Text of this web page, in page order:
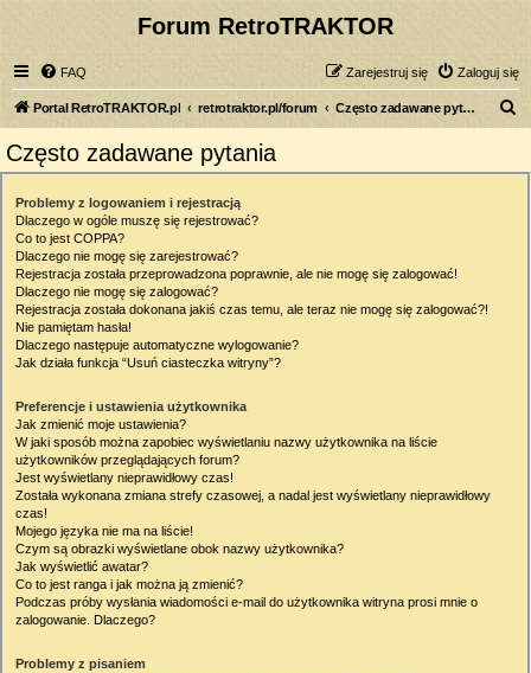
Forum RetroTRAKTOR
FAQ Zaloguj się
Zarejestruj się
Portal RetroTRAKTOR.pl retrotraktor.pl/forum Często zadawane pytania
Często zadawane pytania
Problemy z logowaniem i rejestracją
Dlaczego w ogóle muszę się rejestrować?
Co to jest COPPA?
Dlaczego nie mogę się zarejestrować?
Rejestracja została przeprowadzona poprawnie, ale nie mogę się zalogować!
Dlaczego nie mogę się zalogować?
Rejestracja została dokonana jakiś czas temu, ale teraz nie mogę się zalogować?!
Nie pamiętam hasła!
Dlaczego następuje automatyczne wylogowanie?
Jak działa funkcja “Usuń ciasteczka witryny”?
Preferencje i ustawienia użytkownika
Jak zmienić moje ustawienia?
W jaki sposób można zapobiec wyświetlaniu nazwy użytkownika na liście
użytkowników przeglądających forum?
Jest wyświetlany nieprawidłowy czas!
Została wykonana zmiana strefy czasowej, a nadal jest wyświetlany nieprawidłowy
czas!
Mojego języka nie ma na liście!
Czym są obrazki wyświetlane obok nazwy użytkownika?
Jak wyświetlić awatar?
Co to jest ranga i jak można ją zmienić?
Podczas próby wysłania wiadomości e-mail do użytkownika witryna prosi mnie o
zalogowanie. Dlaczego?
Problemy z pisaniem